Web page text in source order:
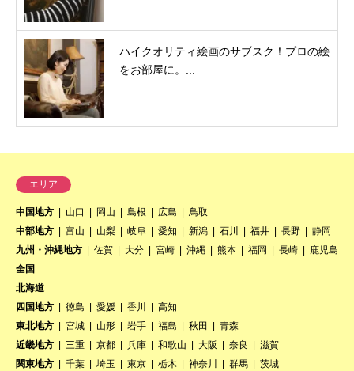
ハイクオリティ絵画のサブスク！プロの絵
をお部屋に。...
エリア
中国地方 山口 岡山 島根 広島
鳥取
中部地方
富山 山梨 岐阜 愛知 新潟 石川 福井 長野
静岡
九州・沖縄地方
佐賀 大分 宮崎 沖縄 熊本 福岡 長崎
鹿児島
全国
北海道
四国地方
徳島 愛媛 香川
高知
東北地方
宮城 山形 岩手 福島 秋田
青森
近畿地方
三重 京都 兵庫 和歌山 大阪 奈良
滋賀
関東地方
千葉 埼玉 東京 栃木 神奈川 群馬 茨城